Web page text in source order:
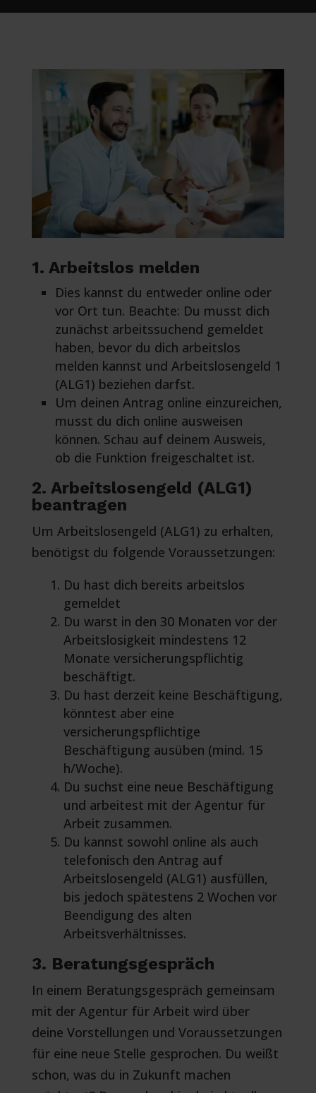
1. Arbeitslos melden
Dies kannst du entweder online oder
vor Ort tun. Beachte: Du musst dich
zunächst arbeitssuchend gemeldet
haben, bevor du dich arbeitslos
melden kannst und Arbeitslosengeld 1
(ALG1) beziehen darfst.
Um deinen Antrag online einzureichen,
musst du dich online ausweisen
können. Schau auf deinem Ausweis,
ob die Funktion freigeschaltet ist.
2. Arbeitslosengeld (ALG1)
beantragen
Um Arbeitslosengeld (ALG1) zu erhalten,
benötigst du folgende Voraussetzungen:
Du hast dich bereits arbeitslos
gemeldet
Du warst in den 30 Monaten vor der
Arbeitslosigkeit mindestens 12
Monate versicherungspflichtig
beschäftigt.
Du hast derzeit keine Beschäftigung,
könntest aber eine
versicherungspflichtige
Beschäftigung ausüben (mind. 15
h/Woche).
Du suchst eine neue Beschäftigung
und arbeitest mit der Agentur für
Arbeit zusammen.
Du kannst sowohl online als auch
telefonisch den Antrag auf
Arbeitslosengeld (ALG1) ausfüllen,
bis jedoch spätestens 2 Wochen vor
Beendigung des alten
Arbeitsverhältnisses.
3. Beratungsgespräch
In einem Beratungsgespräch gemeinsam
mit der Agentur für Arbeit wird über
deine Vorstellungen und Voraussetzungen
für eine neue Stelle gesprochen. Du weißt
schon, was du in Zukunft machen